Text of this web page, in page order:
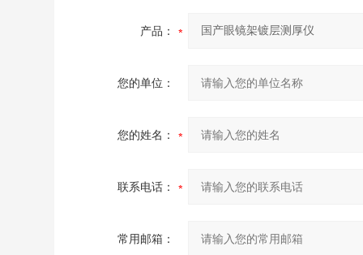
产品：
您的单位：
您的姓名：
联系电话：
常用邮箱：